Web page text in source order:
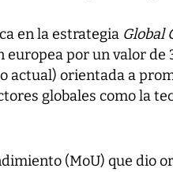
en la estrategia Global
por un valor de
actual) orientada a
globales como la
(MoU) que dio